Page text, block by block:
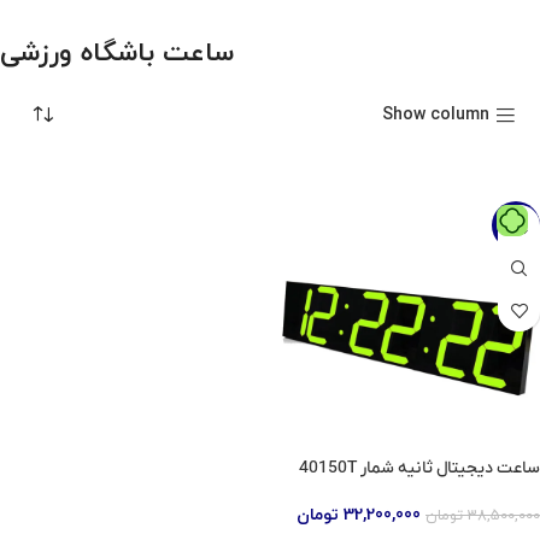
ساعت باشگاه ورزشی
Show column
-16%
ساعت دیجیتال ثانیه شمار 40150T
38,500,000 تومان 32,200,000 تومان